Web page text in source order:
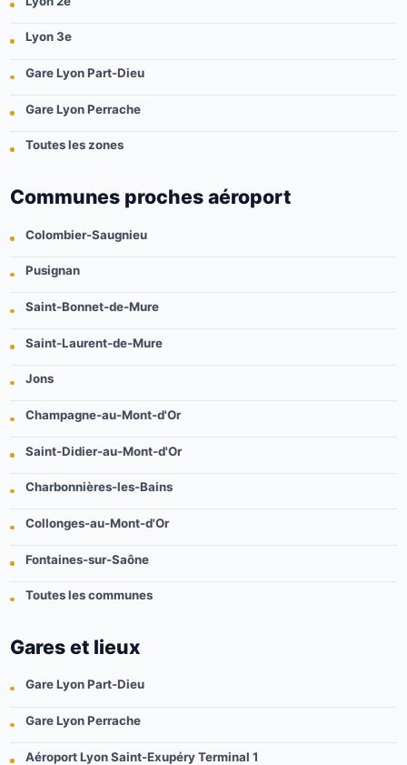
Lyon 3e
Gare Lyon Part-Dieu
Gare Lyon Perrache
Toutes les zones
Communes proches aéroport
Colombier-Saugnieu
Pusignan
Saint-Bonnet-de-Mure
Saint-Laurent-de-Mure
Jons
Champagne-au-Mont-d'Or
Saint-Didier-au-Mont-d'Or
Charbonnières-les-Bains
Collonges-au-Mont-d'Or
Fontaines-sur-Saône
Toutes les communes
Gares et lieux
Gare Lyon Part-Dieu
Gare Lyon Perrache
Aéroport Lyon Saint-Exupéry Terminal 1